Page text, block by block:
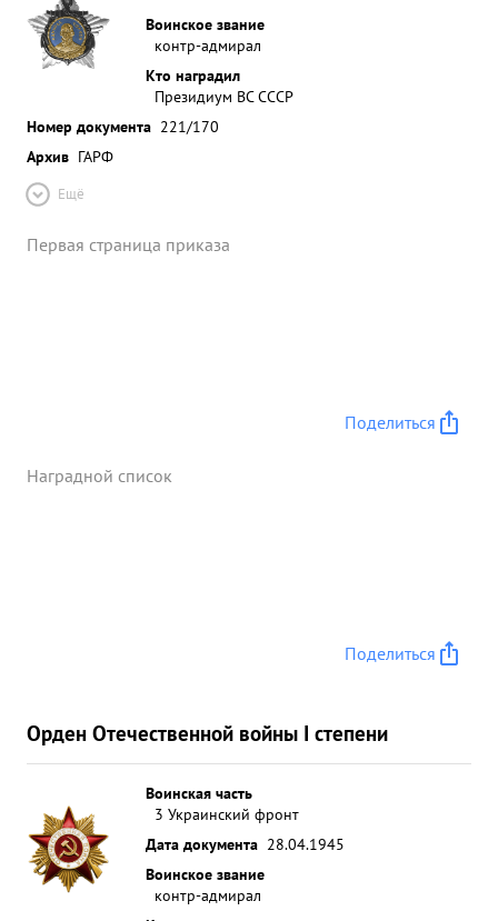
Воинское звание
контр-адмирал
Кто наградил
Президиум ВС СССР
Номер документа 221/170
Архив ГАРФ
Ещё
Первая страница приказа
Поделиться
Наградной список
Поделиться
Орден Отечественной войны I степени
Воинская часть
3 Украинский фронт
Дата документа 28.04.1945
Воинское звание
контр-адмирал